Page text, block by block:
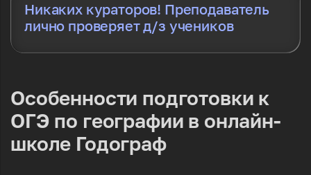
Никаких кураторов! Преподаватель
лично проверяет д/з учеников
Особенности подготовки к
ОГЭ по географии в онлайн-
школе Годограф